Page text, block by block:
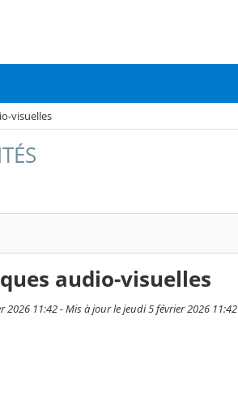
visuelles
audio-visuelles
11:42 - Mis à jour le jeudi 5 février 2026 11:42